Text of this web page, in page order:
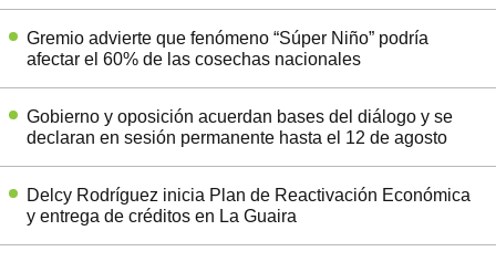
Gremio advierte que fenómeno “Súper Niño” podría
afectar el 60% de las cosechas nacionales
Gobierno y oposición acuerdan bases del diálogo y se
declaran en sesión permanente hasta el 12 de agosto
Delcy Rodríguez inicia Plan de Reactivación Económica
y entrega de créditos en La Guaira